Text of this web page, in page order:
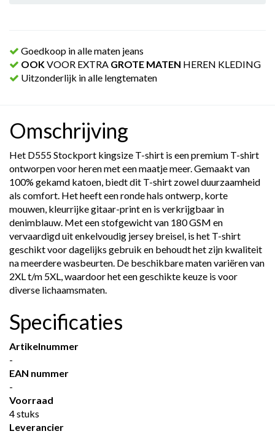
Goedkoop in alle maten jeans
OOKVOOR EXTRA GROTE MATEN HEREN KLEDING
Uitzonderlijk in alle lengtematen
Omschrijving
Het D555 Stockport kingsize T-shirt is een premium T-shirt
ontworpen voor heren met een maatje meer. Gemaakt van
100% gekamd katoen, biedt dit T-shirt zowel duurzaamheid
als comfort. Het heeft een ronde hals ontwerp, korte
mouwen, kleurrijke gitaar-print en is verkrijgbaar in
denimblauw. Met een stofgewicht van 180 GSM en
vervaardigd uit enkelvoudig jersey breisel, is het T-shirt
geschikt voor dagelijks gebruik en behoudt het zijn kwaliteit
na meerdere wasbeurten. De beschikbare maten variëren van
2XL t/m 5XL, waardoor het een geschikte keuze is voor
diverse lichaamsmaten.
Specificaties
Artikelnummer
-
EAN nummer
-
Voorraad
4 stuks
Leverancier